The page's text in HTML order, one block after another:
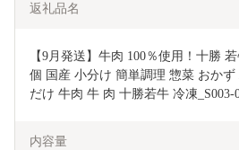
返礼品名
【9月発送】牛肉 100％使用！十勝
個 国産 小分け 簡単調理 惣菜 おかず
だけ 牛肉 牛 肉 十勝若牛 冷凍_S003-
内容量